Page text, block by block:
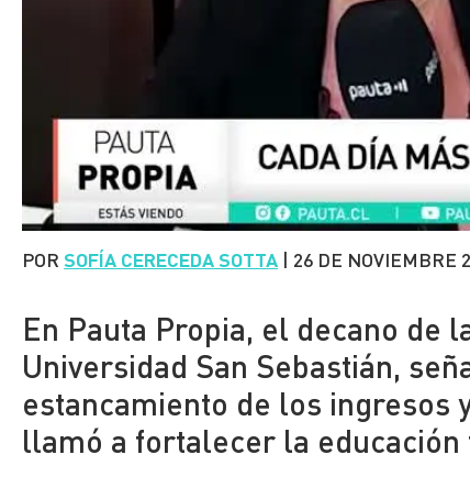
PORSOFÍA CERECEDA SOTTA | 26 DE NOVIEMBRE
En Pauta Propia, el decano de
Universidad San Sebastián,
estancamiento de los ingresos
llamó a fortalecer la educación